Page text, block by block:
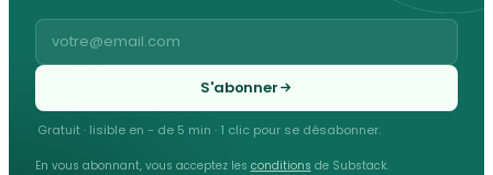
S'abonner
Gratuit · lisible en - de 5 min · 1 clic pour se désabonner.
En vous abonnant, vous acceptez les conditions de Substack.